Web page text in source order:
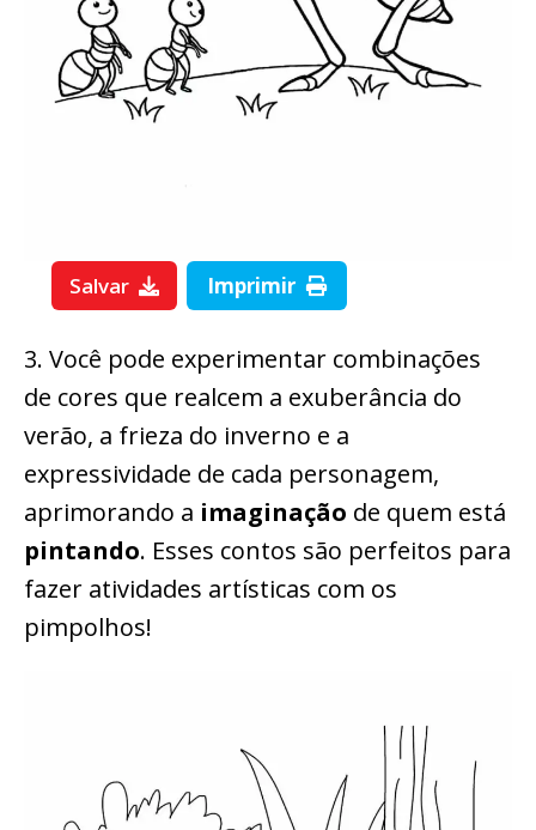
Salvar Imprimir
3. Você pode experimentar combinações
de cores que realcem a exuberância do
verão, a frieza do inverno e a
expressividade de cada personagem,
aprimorando a imaginação de quem está
pintando. Esses contos são perfeitos para
fazer atividades artísticas com os
pimpolhos!